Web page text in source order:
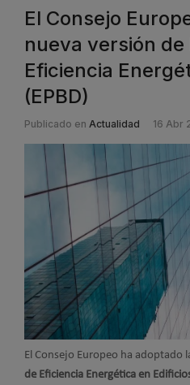
El Consejo
nueva versión
Eficiencia
(EPBD)
Publicado en Actualidad 16 Abr
El Consejo Europeo ha adoptado
de Eficiencia Energética en